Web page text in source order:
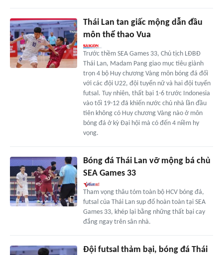
Thái Lan tan giấc mộng dẫn đầu
môn thể thao Vua
Trước thềm SEA Games 33, Chủ tịch LĐBĐ
Thái Lan, Madam Pang giao mục tiêu giành
trọn 4 bộ Huy chương Vàng môn bóng đá đối
với các đội U22, đội tuyển nữ và hai đội tuyển
futsal. Tuy nhiên, thất bại 1-6 trước Indonesia
vào tối 19-12 đã khiến nước chủ nhà lần đầu
tiên không có Huy chương Vàng nào ở môn
bóng đá ở kỳ Đại hội mà có đến 4 niềm hy
vọng.
Bóng đá Thái Lan vỡ mộng bá chủ
SEA Games 33
Tham vọng thâu tóm toàn bộ HCV bóng đá,
futsal của Thái Lan sụp đổ hoàn toàn tại SEA
Games 33, khép lại bằng những thất bại cay
đắng ngay trên sân nhà.
Đội futsal thảm bại, bóng đá Thái